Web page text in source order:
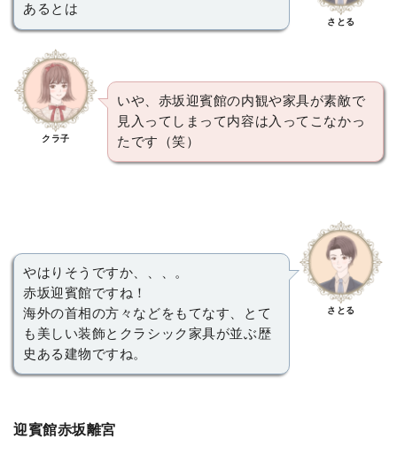
あるとは
さとる
クラ子
いや、赤坂迎賓館の内観や家具が素敵で
見入ってしまって内容は入ってこなかっ
たです（笑）
やはりそうですか、、、。
赤坂迎賓館ですね！
海外の首相の方々などをもてなす、とて
も美しい装飾とクラシック家具が並ぶ歴
史ある建物ですね。
さとる
迎賓館赤坂離宮